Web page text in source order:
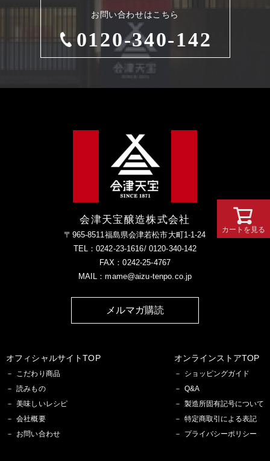
お問い合わせはこちら
0120-340-142
会津天宝醸造株式会社
〒965-8511福島県会津若松市大町1-1-24
TEL：0242-23-1616/ 0120-340-142
FAX：0242-25-4767
MAIL：mame@aizu-tenpo.co.jp
メルマガ購読
オフィシャルサイトTOP
こだわり商品
読みもの
美味しいレシピ
会社概要
お問い合わせ
オンラインストアTOP
ショッピングガイド
Q&A
製造所固有記号について
特定商取引による表記
プライバシーポリシー
カートを見る